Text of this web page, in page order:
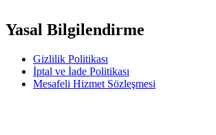
Yasal Bilgilendirme
Gizlilik Politikası
İptal ve İade Politikası
Mesafeli Hizmet Sözleşmesi